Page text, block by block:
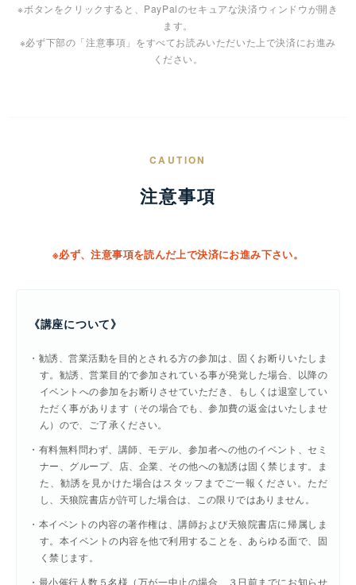
※ボタンをクリックすると、PayPalのセキュアな決済ウィンドウが開き
ます。
※必ず下部の「注意事項」をすべてお読みいただいた上で決済にお進み
ください。
CAUTION
注意事項
※必ず、注意事項を読んだ上で決済にお進み下さい。
《講座について》
・勧誘、営業活動を目的とされる方の参加は、固くお断りいたしま
す。勧誘、営業目的で参加されている事が発覚した場合、以降の
イベントへの参加をお断りさせていただき、もしくは退室してい
ただく事があります（その場合でも、参加費の返金はいたしませ
ん）ので、ご了承ください。
・有料無料問わず、講師、モデル、参加者への他のイベント、セミ
ナー、グループ、店、企業、その他への勧誘は固く禁じます。ま
た、勧誘を見かけた場合はスタッフまでご一報ください。ただ
し、天狼院書店が許可した場合は、この限りではありません。
・本イベントの内容の著作権は、講師および天狼院書店に帰属しま
す。本イベントの内容を他で利用することを、あらゆる面で、固
く禁じます。
・最小催行人数５名様（万が一中止の場合、３日前までにお知らせ